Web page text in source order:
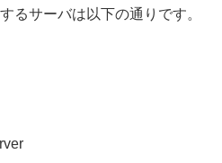
るサーバは以下の通りです。